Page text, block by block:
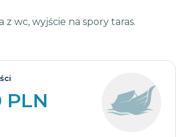
z wc, wyjście na spory taras.
PLN